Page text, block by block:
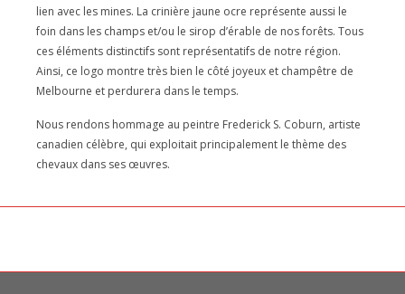
lien avec les mines. La crinière jaune ocre représente aussi le
foin dans les champs et/ou le sirop d’érable de nos forêts. Tous
ces éléments distinctifs sont représentatifs de notre région.
Ainsi, ce logo montre très bien le côté joyeux et champêtre de
Melbourne et perdurera dans le temps.
Nous rendons hommage au peintre Frederick S. Coburn, artiste
canadien célèbre, qui exploitait principalement le thème des
chevaux dans ses œuvres.